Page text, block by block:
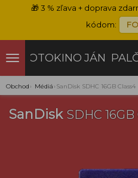
🎁3 % zľava + doprava
kódom:
FOTOKINO JÁN
Obchod › Médiá › SanDisk SDHC 16GB Class4
SanDisk SDHC